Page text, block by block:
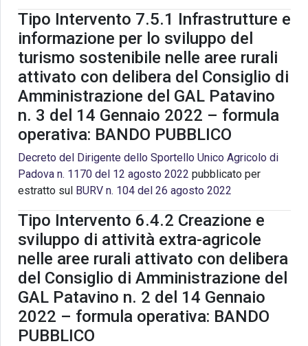
Tipo Intervento 7.5.1 Infrastrutture e
informazione per lo sviluppo del
turismo sostenibile nelle aree rurali
attivato con delibera del Consiglio di
Amministrazione del GAL Patavino
n. 3 del 14 Gennaio 2022 – formula
operativa: BANDO PUBBLICO
Decreto del Dirigente dello Sportello Unico Agricolo di
Padova n. 1170 del 12 agosto 2022 pubblicato per
estratto sul BURV n. 104 del 26 agosto 2022
Tipo Intervento 6.4.2 Creazione e
sviluppo di attività extra-agricole
nelle aree rurali attivato con delibera
del Consiglio di Amministrazione del
GAL Patavino n. 2 del 14 Gennaio
2022 – formula operativa: BANDO
PUBBLICO